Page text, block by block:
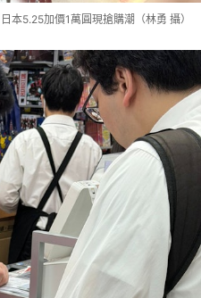
本5.25加價1萬圓現搶購潮（林勇 攝）